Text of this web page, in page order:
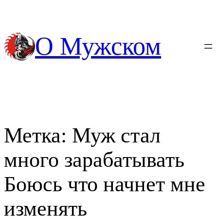
содержимомуО Мужском
Метка: Муж стал
много зарабатывать
Боюсь что начнет мне
изменять